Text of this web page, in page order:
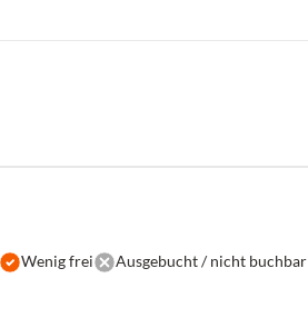
Wenig frei Ausgebucht / nicht buchbar